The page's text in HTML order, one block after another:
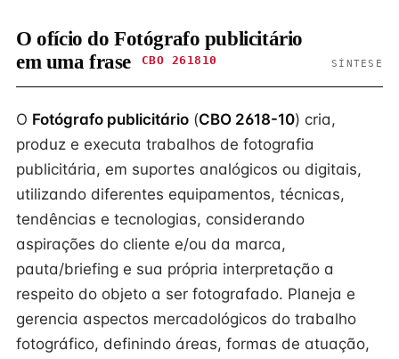
O ofício do Fotógrafo publicitário
em uma frase
CBO 261810 SÍNTESE
O Fotógrafo publicitário (CBO 2618-10) cria,
produz e executa trabalhos de fotografia
publicitária, em suportes analógicos ou digitais,
utilizando diferentes equipamentos, técnicas,
tendências e tecnologias, considerando
aspirações do cliente e/ou da marca,
pauta/briefing e sua própria interpretação a
respeito do objeto a ser fotografado. Planeja e
gerencia aspectos mercadológicos do trabalho
fotográfico, definindo áreas, formas de atuação,